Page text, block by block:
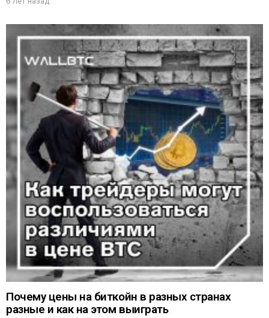
Почему цены на биткойн в разных странах
разные и как на этом выиграть